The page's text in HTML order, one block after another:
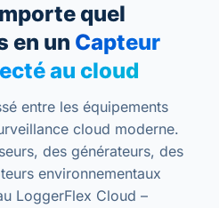
quel
en un Capteur
au cloud
entre les équipements
cloud moderne.
des générateurs, des
environnementaux
LoggerFlex Cloud –